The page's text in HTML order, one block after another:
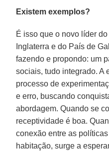
Existem exemplos?
É isso que o novo líder do
Inglaterra e do País de
fazendo e propondo: um
sociais, tudo integrado. A
processo de
e erro, buscando
abordagem. Quando se
receptividade é boa.
conexão entre as
habitação, surge a